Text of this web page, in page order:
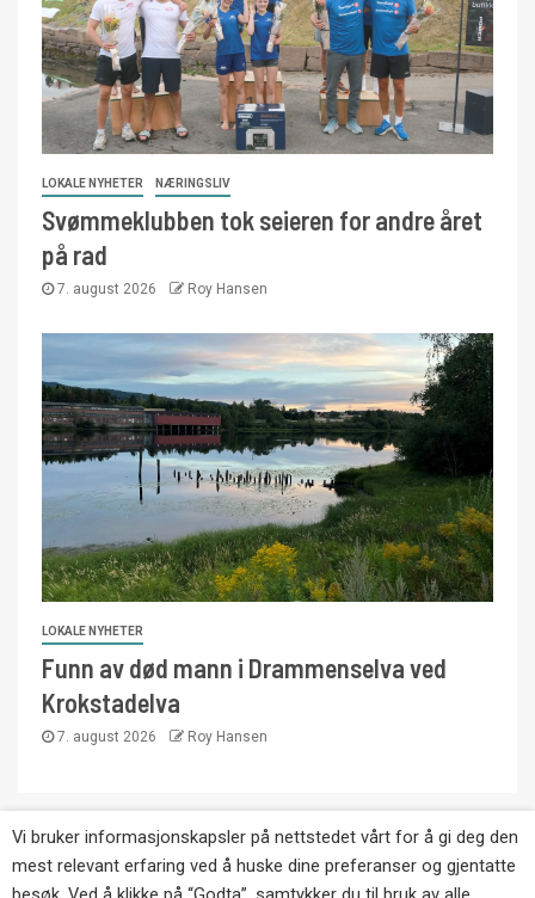
LOKALE NYHETER NÆRINGSLIV
Svømmeklubben tok seieren for andre året
på rad
7. august 2026 Roy Hansen
LOKALE NYHETER
Funn av død mann i Drammenselva ved
Krokstadelva
7. august 2026 Roy Hansen
Copyright © Eikernytt.no utgis av Roy’s
Pressetjeneste. Kopiering av tekst, bilder og
Vi bruker informasjonskapsler på nettstedet vårt for å gi deg den
mest relevant erfaring ved å huske dine preferanser og gjentatte